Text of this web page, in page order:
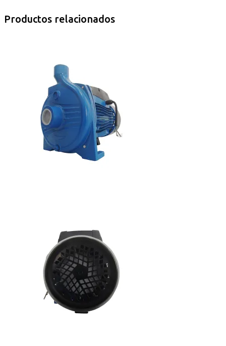
Productos relacionados